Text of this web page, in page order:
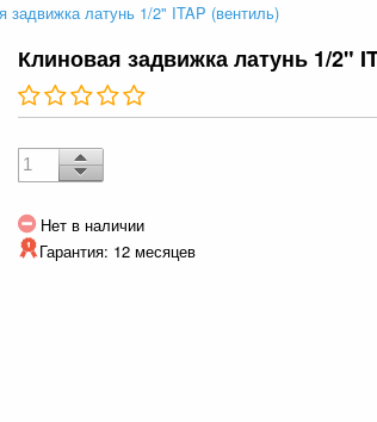
задвижка латунь 1/2" ITAP (вентиль)
Клиновая задвижка латунь 1/2"
Нет в наличии
Гарантия: 12 месяцев